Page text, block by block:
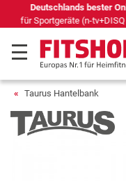
Seit 42
Taurus Hantelbank